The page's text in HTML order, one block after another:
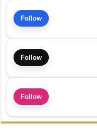
Follow
Follow
Follow